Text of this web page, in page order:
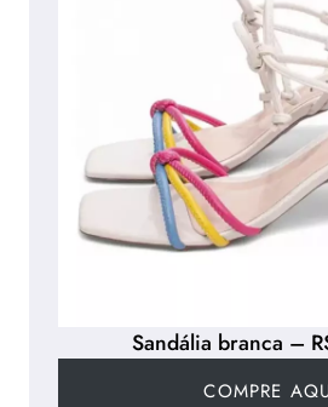
Sandália branca –
COMPRE